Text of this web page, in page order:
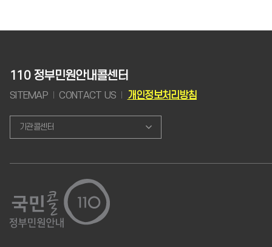
110 정부민원안내콜센터
SITEMAP CONTACT US 개인정보처리방침
기관콜센터